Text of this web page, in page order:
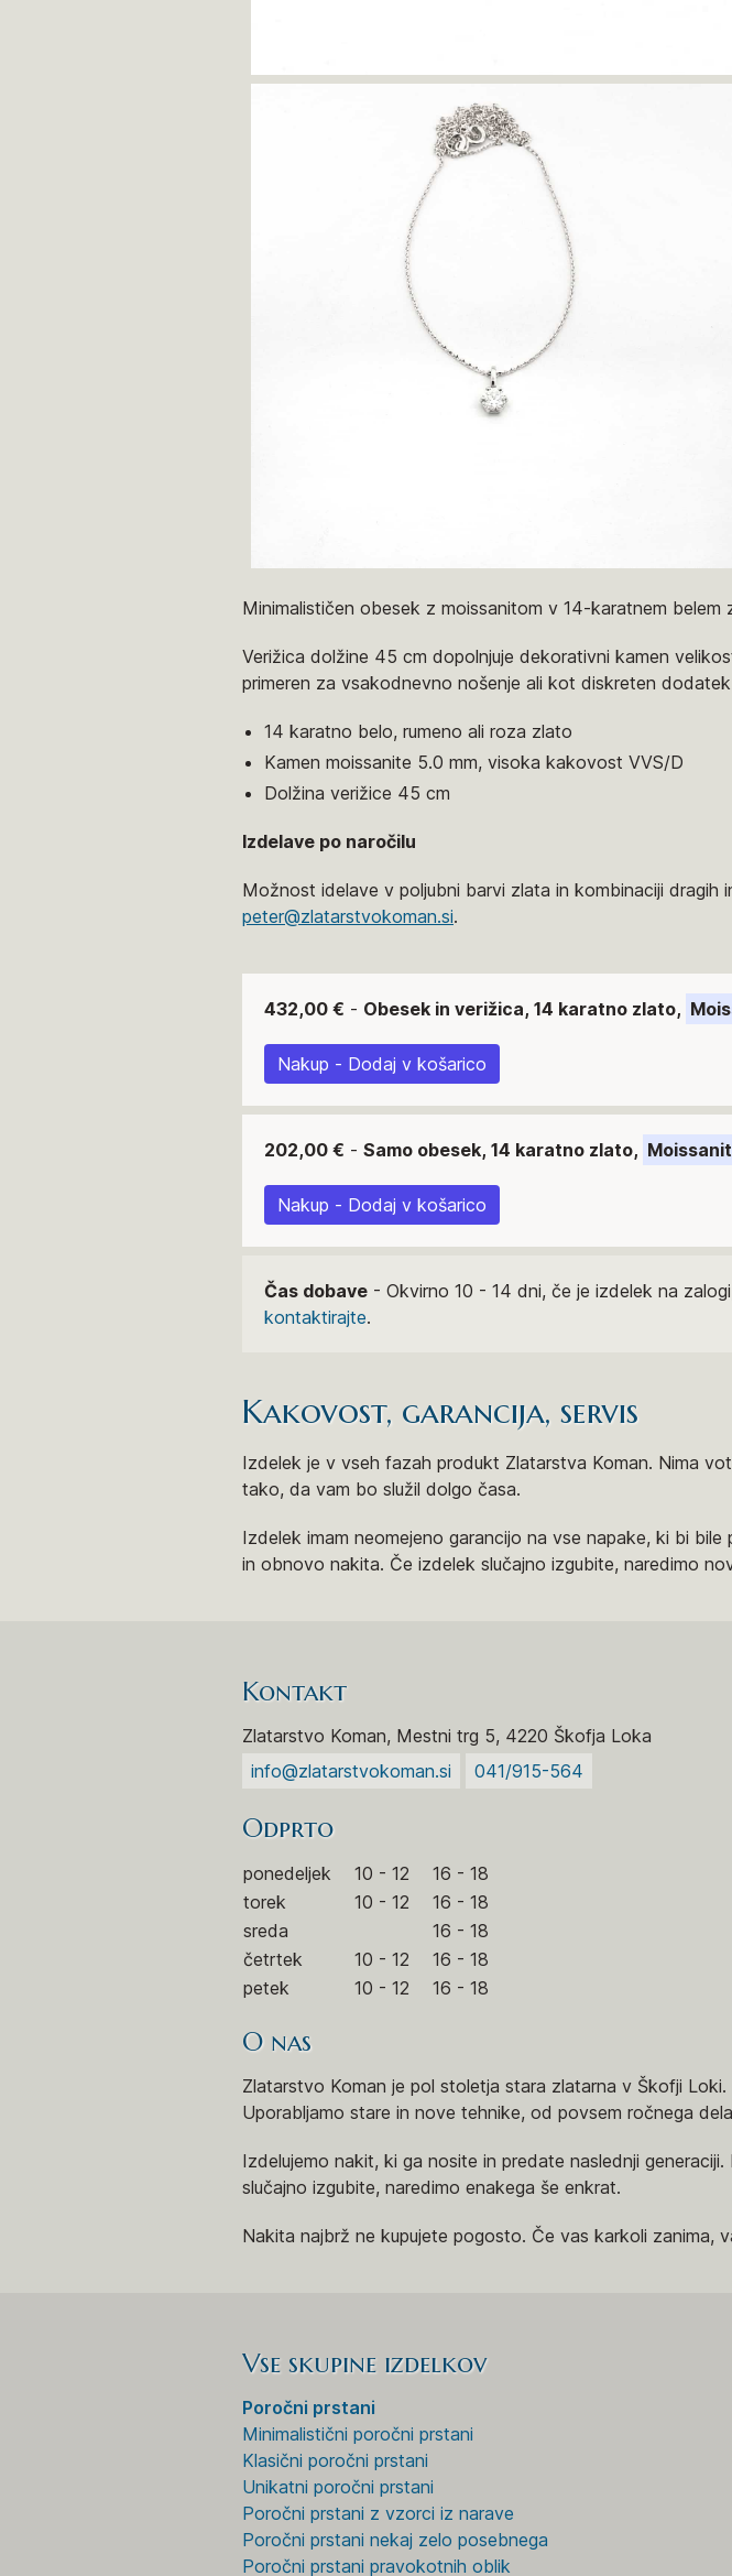
Minimalističen obesek z moissanitom v 14-karatnem belem
Verižica dolžine 45 cm dopolnjuje dekorativni kamen
primeren za vsakodnevno nošenje ali kot diskreten
14 karatno belo, rumeno ali roza zlato
Kamen moissanite 5.0 mm, visoka kakovost VVS/D
Dolžina verižice 45 cm
Izdelave po naročilu
Možnost idelave v poljubni barvi zlata in kombinaciji dragih
peter@zlatarstvokoman.si.
432,00 € - Obesek in verižica, 14 karatno zlato,
Nakup - Dodaj v košarico
202,00 € - Samo obesek, 14 karatno zlato, Moissanit
Nakup - Dodaj v košarico
Čas dobave - Okvirno 10 - 14 dni, če je izdelek na
kontaktirajte.
Kakovost, garancija, servis
Izdelek je v vseh fazah produkt Zlatarstva Koman. Nima
tako, da vam bo služil dolgo časa.
Izdelek imam neomejeno garancijo na vse napake, ki bi
in obnovo nakita. Če izdelek slučajno izgubite, naredimo
Kontakt
Zlatarstvo Koman, Mestni trg 5, 4220 Škofja Loka
info@zlatarstvokoman.si
041/915-564
Odprto
ponedeljek 10 - 12
16 - 18
torek
10 - 12
16 - 18
sreda
16 - 18
četrtek
10 - 12
16 - 18
petek
10 - 12 16 - 18
O nas
Zlatarstvo Koman je pol stoletja stara zlatarna v Škofji
Uporabljamo stare in nove tehnike, od povsem ročnega
Izdelujemo nakit, ki ga nosite in predate naslednji
slučajno izgubite, naredimo enakega še enkrat.
Nakita najbrž ne kupujete pogosto. Če vas karkoli zanima,
Vse skupine izdelkov
Poročni prstani
Minimalistični poročni prstani
Klasični poročni prstani
Unikatni poročni prstani
Poročni prstani z vzorci iz narave
Poročni prstani nekaj zelo posebnega
Poročni prstani pravokotnih oblik